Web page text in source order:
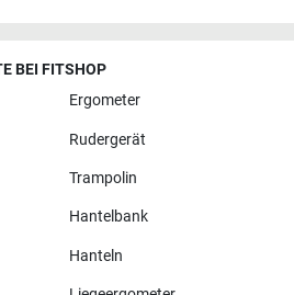
BEI FITSHOP
Ergometer
Rudergerät
Trampolin
Hantelbank
Hanteln